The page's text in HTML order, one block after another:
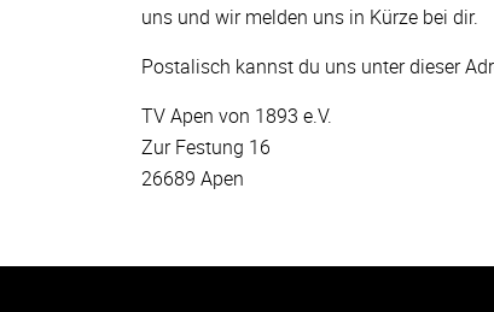
uns und wir melden uns in Kürze bei dir.
Postalisch kannst du uns unter dieser
TV Apen von 1893 e.V.
Zur Festung 16
26689 Apen